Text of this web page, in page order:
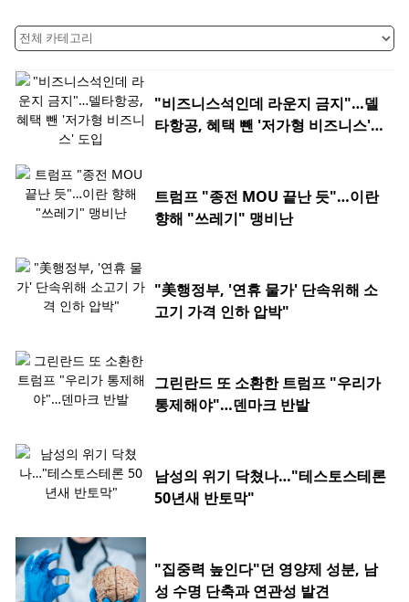
"비즈니스석인데 라운지 금지"…델
타항공, 혜택 뺀 '저가형 비즈니스'
트럼프 "종전 MOU 끝난 듯"…이란
향해 "쓰레기" 맹비난
"美행정부, '연휴 물가' 단속위해 소
고기 가격 인하 압박"
그린란드 또 소환한 트럼프 "우리가
통제해야"…덴마크 반발
남성의 위기 닥쳤나…"테스토스테론
50년새 반토막"
"집중력 높인다"던 영양제 성분, 남
성 수명 단축과 연관성 발견